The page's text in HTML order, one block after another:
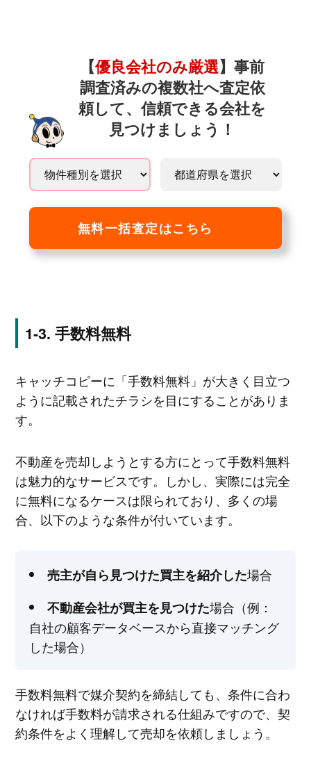
【優良会社のみ厳選】事前
調査済みの複数社へ査定依
頼して、信頼できる会社を
見つけましょう！
無料一括査定はこちら
手数料無料
キャッチコピーに「手数料無料」が大きく目立つ
ように記載されたチラシを目にすることがありま
す。
不動産を売却しようとする方にとって手数料無料
は魅力的なサービスです。しかし、実際には完全
に無料になるケースは限られており、多くの場
合、以下のような条件が付いています。
売主が自ら見つけた買主を紹介した場合
不動産会社が買主を見つけた場合（例：
自社の顧客データベースから直接マッチング
した場合）
手数料無料で媒介契約を締結しても、条件に合わ
なければ手数料が請求される仕組みですので、契
約条件をよく理解して売却を依頼しましょう。